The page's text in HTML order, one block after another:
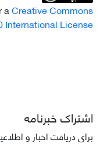
aCreative Commons
International License
اشتراک خبرنامه
برای دریافت اخبار و